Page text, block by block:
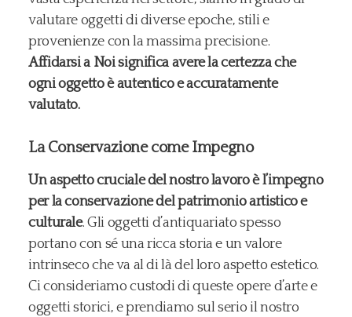
valutare oggetti di diverse epoche, stili e
provenienze con la massima precisione.
Affidarsi a Noi significa avere la certezza che
ogni oggetto è autentico e accuratamente
valutato.
La Conservazione come Impegno
Un aspetto cruciale del nostro lavoro è l’impegno
per la conservazione del patrimonio artistico e
culturale. Gli oggetti d’antiquariato spesso
portano con sé una ricca storia e un valore
intrinseco che va al di là del loro aspetto estetico.
Ci consideriamo custodi di queste opere d’arte e
oggetti storici, e prendiamo sul serio il nostro